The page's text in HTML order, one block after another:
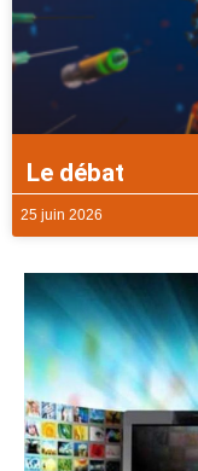
Le débat
25 juin 2026